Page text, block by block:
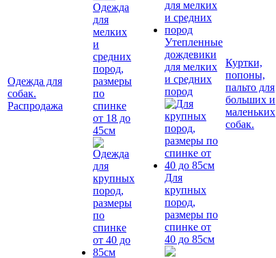
Одежда для
собак.
Распродажа
Одежда
для
мелких
и
средних
пород,
размеры
по
спинке
от 18 до
45см
Утепленные
дождевики
для мелких
и средних
пород
Для
крупных
пород,
размеры по
спинке от
40 до 85см
Куртки,
попоны,
пальто для
больших и
маленьких
собак.